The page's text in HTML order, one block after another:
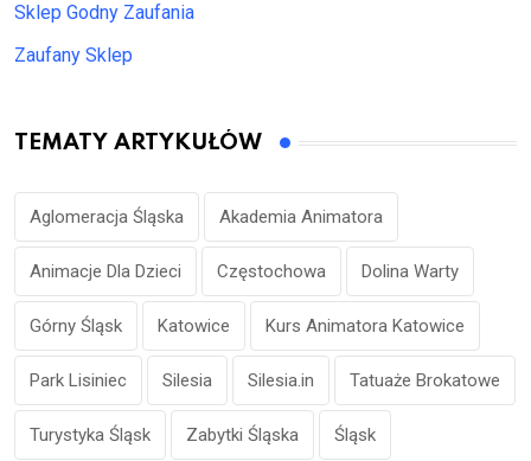
Sklep Godny Zaufania
Zaufany Sklep
TEMATY ARTYKUŁÓW
Aglomeracja Śląska Akademia Animatora
Animacje Dla Dzieci Częstochowa Dolina Warty
Górny Śląsk Katowice Kurs Animatora Katowice
Park Lisiniec Silesia Silesia.in Tatuaże Brokatowe
Turystyka Śląsk Zabytki Śląska Śląsk